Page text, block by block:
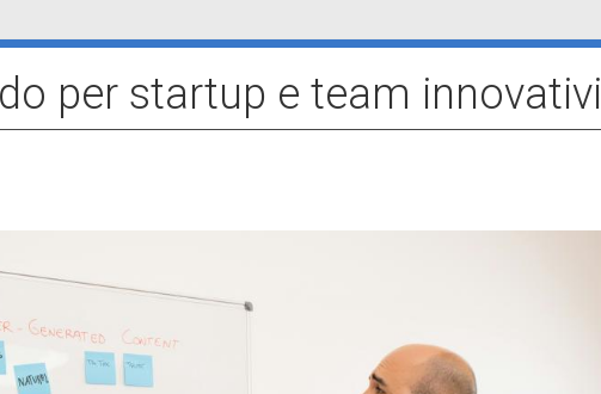
per startup e team innovativi